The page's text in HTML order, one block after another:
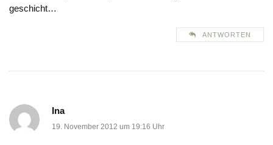
geschicht…
ANTWORTEN
Ina
19. November 2012 um 19:16 Uhr